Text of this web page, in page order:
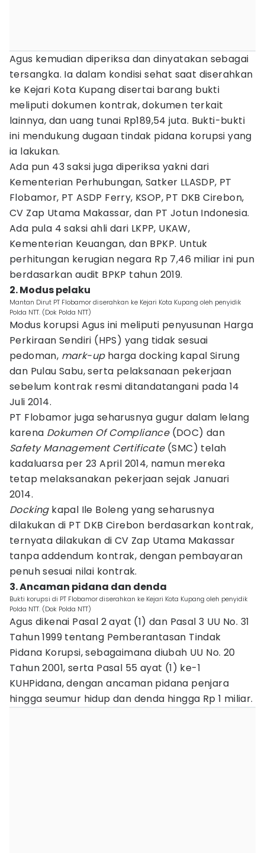
Agus kemudian diperiksa dan dinyatakan sebagai
tersangka. Ia dalam kondisi sehat saat diserahkan
ke Kejari Kota Kupang disertai barang bukti
meliputi dokumen kontrak, dokumen terkait
lainnya, dan uang tunai Rp189,54 juta. Bukti-bukti
ini mendukung dugaan tindak pidana korupsi yang
ia lakukan.
Ada pun 43 saksi juga diperiksa yakni dari
Kementerian Perhubungan, Satker LLASDP, PT
Flobamor, PT ASDP Ferry, KSOP, PT DKB Cirebon,
CV Zap Utama Makassar, dan PT Jotun Indonesia.
Ada pula 4 saksi ahli dari LKPP, UKAW,
Kementerian Keuangan, dan BPKP. Untuk
perhitungan kerugian negara Rp 7,46 miliar ini pun
berdasarkan audit BPKP tahun 2019.
2. Modus pelaku
Mantan Dirut PT Flobamor diserahkan ke Kejari Kota Kupang oleh penyidik
Polda NTT. (Dok Polda NTT)
Modus korupsi Agus ini meliputi penyusunan Harga
Perkiraan Sendiri (HPS) yang tidak sesuai
pedoman, mark-upharga docking kapal Sirung
dan Pulau Sabu, serta pelaksanaan pekerjaan
sebelum kontrak resmi ditandatangani pada 14
Juli 2014.
PT Flobamor juga seharusnya gugur dalam lelang
karena Dokumen Of Compliance(DOC) dan
Safety Management Certificate(SMC) telah
kadaluarsa per 23 April 2014, namun mereka
tetap melaksanakan pekerjaan sejak Januari
2014.
Dockingkapal Ile Boleng yang seharusnya
dilakukan di PT DKB Cirebon berdasarkan kontrak,
ternyata dilakukan di CV Zap Utama Makassar
tanpa addendum kontrak, dengan pembayaran
penuh sesuai nilai kontrak.
3. Ancaman pidana dan denda
Bukti korupsi di PT Flobamor diserahkan ke Kejari Kota Kupang oleh penyidik
Polda NTT. (Dok Polda NTT)
Agus dikenai Pasal 2 ayat (1) dan Pasal 3 UU No. 31
Tahun 1999 tentang Pemberantasan Tindak
Pidana Korupsi, sebagaimana diubah UU No. 20
Tahun 2001, serta Pasal 55 ayat (1) ke-1
KUHPidana, dengan ancaman pidana penjara
hingga seumur hidup dan denda hingga Rp 1 miliar.